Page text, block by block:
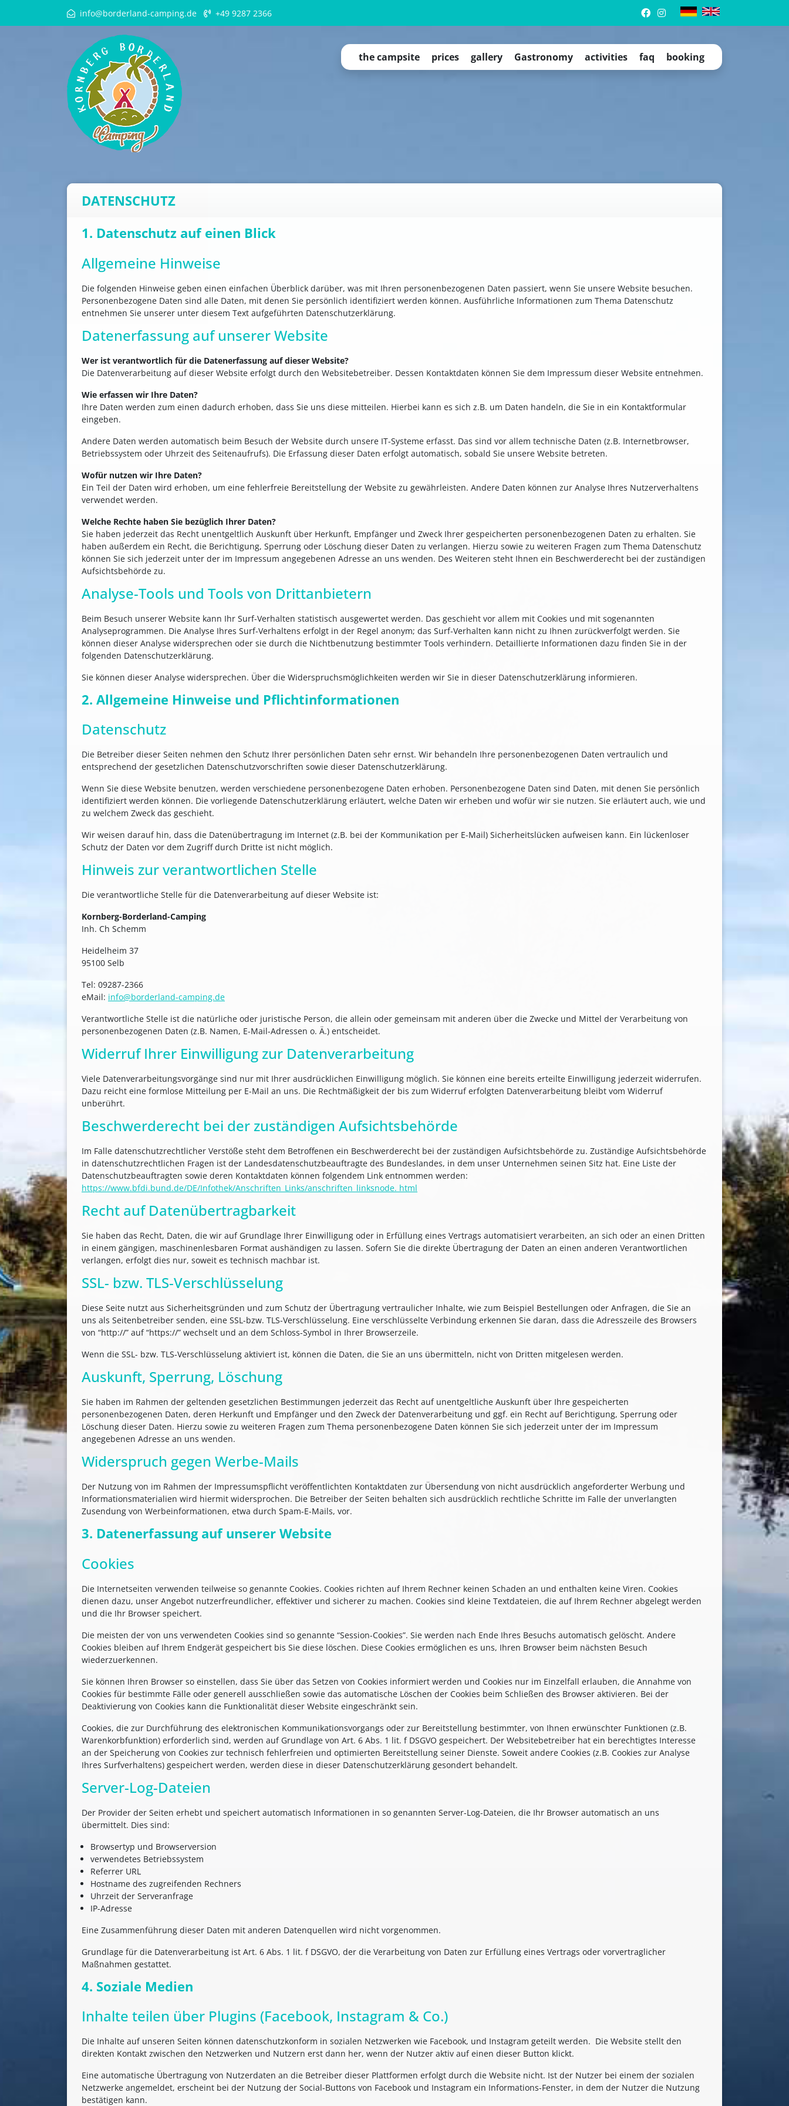
info@borderland-camping.de +49 9287 2366
the campsite prices gallery Gastronomy activities faq booking
DATENSCHUTZ
1. Datenschutz auf einen Blick
Allgemeine Hinweise
Die folgenden Hinweise geben einen einfachen Überblick darüber, was mit Ihren personenbezogenen Daten passiert, wenn Sie unsere Website besuchen.
Personenbezogene Daten sind alle Daten, mit denen Sie persönlich identifiziert werden können. Ausführliche Informationen zum Thema Datenschutz
entnehmen Sie unserer unter diesem Text aufgeführten Datenschutzerklärung.
Datenerfassung auf unserer Website
Wer ist verantwortlich für die Datenerfassung auf dieser Website?
Die Datenverarbeitung auf dieser Website erfolgt durch den Websitebetreiber. Dessen Kontaktdaten können Sie dem Impressum dieser Website entnehmen.
Wie erfassen wir Ihre Daten?
Ihre Daten werden zum einen dadurch erhoben, dass Sie uns diese mitteilen. Hierbei kann es sich z.B. um Daten handeln, die Sie in ein Kontaktformular
eingeben.
Andere Daten werden automatisch beim Besuch der Website durch unsere IT-Systeme erfasst. Das sind vor allem technische Daten (z.B. Internetbrowser,
Betriebssystem oder Uhrzeit des Seitenaufrufs). Die Erfassung dieser Daten erfolgt automatisch, sobald Sie unsere Website betreten.
Wofür nutzen wir Ihre Daten?
Ein Teil der Daten wird erhoben, um eine fehlerfreie Bereitstellung der Website zu gewährleisten. Andere Daten können zur Analyse Ihres Nutzerverhaltens
verwendet werden.
Welche Rechte haben Sie bezüglich Ihrer Daten?
Sie haben jederzeit das Recht unentgeltlich Auskunft über Herkunft, Empfänger und Zweck Ihrer gespeicherten personenbezogenen Daten zu erhalten. Sie
haben außerdem ein Recht, die Berichtigung, Sperrung oder Löschung dieser Daten zu verlangen. Hierzu sowie zu weiteren Fragen zum Thema Datenschutz
können Sie sich jederzeit unter der im Impressum angegebenen Adresse an uns wenden. Des Weiteren steht Ihnen ein Beschwerderecht bei der zuständigen
Aufsichtsbehörde zu.
Analyse-Tools und Tools von Drittanbietern
Beim Besuch unserer Website kann Ihr Surf-Verhalten statistisch ausgewertet werden. Das geschieht vor allem mit Cookies und mit sogenannten
Analyseprogrammen. Die Analyse Ihres Surf-Verhaltens erfolgt in der Regel anonym; das Surf-Verhalten kann nicht zu Ihnen zurückverfolgt werden. Sie
können dieser Analyse widersprechen oder sie durch die Nichtbenutzung bestimmter Tools verhindern. Detaillierte Informationen dazu finden Sie in der
folgenden Datenschutzerklärung.
Sie können dieser Analyse widersprechen. Über die Widerspruchsmöglichkeiten werden wir Sie in dieser Datenschutzerklärung informieren.
2. Allgemeine Hinweise und Pflichtinformationen
Datenschutz
Die Betreiber dieser Seiten nehmen den Schutz Ihrer persönlichen Daten sehr ernst. Wir behandeln Ihre personenbezogenen Daten vertraulich und
entsprechend der gesetzlichen Datenschutzvorschriften sowie dieser Datenschutzerklärung.
Wenn Sie diese Website benutzen, werden verschiedene personenbezogene Daten erhoben. Personenbezogene Daten sind Daten, mit denen Sie persönlich
identifiziert werden können. Die vorliegende Datenschutzerklärung erläutert, welche Daten wir erheben und wofür wir sie nutzen. Sie erläutert auch, wie und
zu welchem Zweck das geschieht.
Wir weisen darauf hin, dass die Datenübertragung im Internet (z.B. bei der Kommunikation per E-Mail) Sicherheitslücken aufweisen kann. Ein lückenloser
Schutz der Daten vor dem Zugriff durch Dritte ist nicht möglich.
Hinweis zur verantwortlichen Stelle
Die verantwortliche Stelle für die Datenverarbeitung auf dieser Website ist:
Kornberg-Borderland-Camping
Inh. Ch Schemm
Heidelheim 37
95100 Selb
Tel: 09287-2366
eMail: info@borderland-camping.de
Verantwortliche Stelle ist die natürliche oder juristische Person, die allein oder gemeinsam mit anderen über die Zwecke und Mittel der Verarbeitung von
personenbezogenen Daten (z.B. Namen, E-Mail-Adressen o. Ä.) entscheidet.
Widerruf Ihrer Einwilligung zur Datenverarbeitung
Viele Datenverarbeitungsvorgänge sind nur mit Ihrer ausdrücklichen Einwilligung möglich. Sie können eine bereits erteilte Einwilligung jederzeit widerrufen.
Dazu reicht eine formlose Mitteilung per E-Mail an uns. Die Rechtmäßigkeit der bis zum Widerruf erfolgten Datenverarbeitung bleibt vom Widerruf
unberührt.
Beschwerderecht bei der zuständigen Aufsichtsbehörde
Im Falle datenschutzrechtlicher Verstöße steht dem Betroffenen ein Beschwerderecht bei der zuständigen Aufsichtsbehörde zu. Zuständige Aufsichtsbehörde
in datenschutzrechtlichen Fragen ist der Landesdatenschutzbeauftragte des Bundeslandes, in dem unser Unternehmen seinen Sitz hat. Eine Liste der
Datenschutzbeauftragten sowie deren Kontaktdaten können folgendem Link entnommen werden:
https://www.bfdi.bund.de/DE/Infothek/Anschriften_Links/anschriften_linksnode. html
Recht auf Datenübertragbarkeit
Sie haben das Recht, Daten, die wir auf Grundlage Ihrer Einwilligung oder in Erfüllung eines Vertrags automatisiert verarbeiten, an sich oder an einen Dritten
in einem gängigen, maschinenlesbaren Format aushändigen zu lassen. Sofern Sie die direkte Übertragung der Daten an einen anderen Verantwortlichen
verlangen, erfolgt dies nur, soweit es technisch machbar ist.
SSL- bzw. TLS-Verschlüsselung
Diese Seite nutzt aus Sicherheitsgründen und zum Schutz der Übertragung vertraulicher Inhalte, wie zum Beispiel Bestellungen oder Anfragen, die Sie an
uns als Seitenbetreiber senden, eine SSL-bzw. TLS-Verschlüsselung. Eine verschlüsselte Verbindung erkennen Sie daran, dass die Adresszeile des Browsers
von “http://” auf “https://” wechselt und an dem Schloss-Symbol in Ihrer Browserzeile.
Wenn die SSL- bzw. TLS-Verschlüsselung aktiviert ist, können die Daten, die Sie an uns übermitteln, nicht von Dritten mitgelesen werden.
Auskunft, Sperrung, Löschung
Sie haben im Rahmen der geltenden gesetzlichen Bestimmungen jederzeit das Recht auf unentgeltliche Auskunft über Ihre gespeicherten
personenbezogenen Daten, deren Herkunft und Empfänger und den Zweck der Datenverarbeitung und ggf. ein Recht auf Berichtigung, Sperrung oder
Löschung dieser Daten. Hierzu sowie zu weiteren Fragen zum Thema personenbezogene Daten können Sie sich jederzeit unter der im Impressum
angegebenen Adresse an uns wenden.
Widerspruch gegen Werbe-Mails
Der Nutzung von im Rahmen der Impressumspflicht veröffentlichten Kontaktdaten zur Übersendung von nicht ausdrücklich angeforderter Werbung und
Informationsmaterialien wird hiermit widersprochen. Die Betreiber der Seiten behalten sich ausdrücklich rechtliche Schritte im Falle der unverlangten
Zusendung von Werbeinformationen, etwa durch Spam-E-Mails, vor.
3. Datenerfassung auf unserer Website
Cookies
Die Internetseiten verwenden teilweise so genannte Cookies. Cookies richten auf Ihrem Rechner keinen Schaden an und enthalten keine Viren. Cookies
dienen dazu, unser Angebot nutzerfreundlicher, effektiver und sicherer zu machen. Cookies sind kleine Textdateien, die auf Ihrem Rechner abgelegt werden
und die Ihr Browser speichert.
Die meisten der von uns verwendeten Cookies sind so genannte “Session-Cookies”. Sie werden nach Ende Ihres Besuchs automatisch gelöscht. Andere
Cookies bleiben auf Ihrem Endgerät gespeichert bis Sie diese löschen. Diese Cookies ermöglichen es uns, Ihren Browser beim nächsten Besuch
wiederzuerkennen.
Sie können Ihren Browser so einstellen, dass Sie über das Setzen von Cookies informiert werden und Cookies nur im Einzelfall erlauben, die Annahme von
Cookies für bestimmte Fälle oder generell ausschließen sowie das automatische Löschen der Cookies beim Schließen des Browser aktivieren. Bei der
Deaktivierung von Cookies kann die Funktionalität dieser Website eingeschränkt sein.
Cookies, die zur Durchführung des elektronischen Kommunikationsvorgangs oder zur Bereitstellung bestimmter, von Ihnen erwünschter Funktionen (z.B.
Warenkorbfunktion) erforderlich sind, werden auf Grundlage von Art. 6 Abs. 1 lit. f DSGVO gespeichert. Der Websitebetreiber hat ein berechtigtes Interesse
an der Speicherung von Cookies zur technisch fehlerfreien und optimierten Bereitstellung seiner Dienste. Soweit andere Cookies (z.B. Cookies zur Analyse
Ihres Surfverhaltens) gespeichert werden, werden diese in dieser Datenschutzerklärung gesondert behandelt.
Server-Log-Dateien
Der Provider der Seiten erhebt und speichert automatisch Informationen in so genannten Server-Log-Dateien, die Ihr Browser automatisch an uns
übermittelt. Dies sind:
Browsertyp und Browserversion
verwendetes Betriebssystem
Referrer URL
Hostname des zugreifenden Rechners
Uhrzeit der Serveranfrage
IP-Adresse
Eine Zusammenführung dieser Daten mit anderen Datenquellen wird nicht vorgenommen.
Grundlage für die Datenverarbeitung ist Art. 6 Abs. 1 lit. f DSGVO, der die Verarbeitung von Daten zur Erfüllung eines Vertrags oder vorvertraglicher
Maßnahmen gestattet.
4. Soziale Medien
Inhalte teilen über Plugins (Facebook, Instagram & Co.)
Die Inhalte auf unseren Seiten können datenschutzkonform in sozialen Netzwerken wie Facebook, und Instagram geteilt werden. Die Website stellt den
direkten Kontakt zwischen den Netzwerken und Nutzern erst dann her, wenn der Nutzer aktiv auf einen dieser Button klickt.
Eine automatische Übertragung von Nutzerdaten an die Betreiber dieser Plattformen erfolgt durch die Website nicht. Ist der Nutzer bei einem der sozialen
Netzwerke angemeldet, erscheint bei der Nutzung der Social-Buttons von Facebook und Instagram ein Informations-Fenster, in dem der Nutzer die Nutzung
bestätigen kann.